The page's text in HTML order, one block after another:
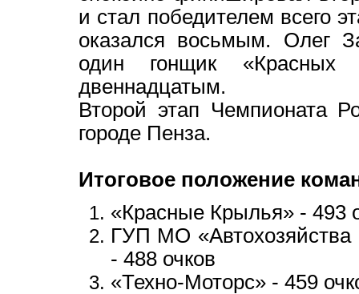
и стал победителем всего
оказался восьмым. Олег
один гонщик
двеннадцатым.
Второй этап Чемпионата
городе Пенза.
Итоговое положение
«Красные Крылья» - 493
ГУП МО «Автохозяйства
- 488 очков
«Техно-Моторс» - 459